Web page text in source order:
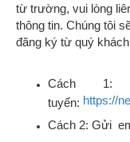
từ trường, vui lòng
thông tin. Chúng tôi
đăng ký từ quý
Cách
tuyến: https://
Cách 2: Gửi